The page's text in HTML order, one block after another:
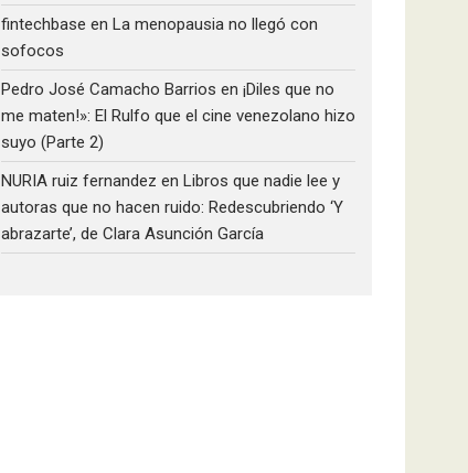
fintechbase en La menopausia no llegó con
sofocos
Pedro José Camacho Barrios en ¡Diles que no
me maten!»: El Rulfo que el cine venezolano hizo
suyo (Parte 2)
NURIA ruiz fernandez en Libros que nadie lee y
autoras que no hacen ruido: Redescubriendo ‘Y
abrazarte’, de Clara Asunción García